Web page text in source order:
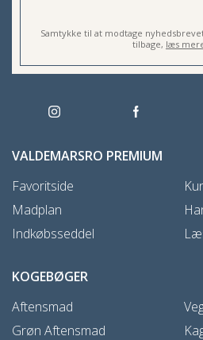
Samtykke til at modtage
tilbage, læs
VALDEMARSRO PREMIUM
Favoritside
Madplan
Indkøbsseddel
KOGEBØGER
Aftensmad
Grøn Aftensmad